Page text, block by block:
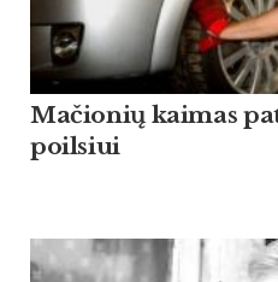
Mačionių kaimas
poilsiui